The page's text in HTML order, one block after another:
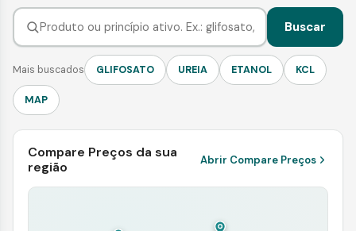
Buscar
Mais buscados GLIFOSATO UREIA ETANOL KCL
MAP
Compare Preços da sua
região
Abrir Compare Preços